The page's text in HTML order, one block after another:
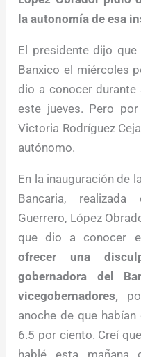
la autonomía de esa
El presidente dijo
Banxico el miércoles
dio a conocer durante
este jueves. Pero
Victoria Rodríguez
autónomo.
En la inauguración de
Bancaria,
Guerrero, López
que dio a conocer
ofrecer una
gobernadora del
vicegobernadores,
anoche de que
6.5 por ciento. Creí